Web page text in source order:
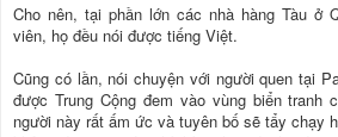
Cho nên, tại phần lớn các nhà hàng Tàu ở
viên, họ đều nói được tiếng Việt.
Cũng có lần, nói chuyện với người quen tại
được Trung Cộng đem vào vùng biển tranh
người này rất ấm ức và tuyên bố sẽ tẩy chạy